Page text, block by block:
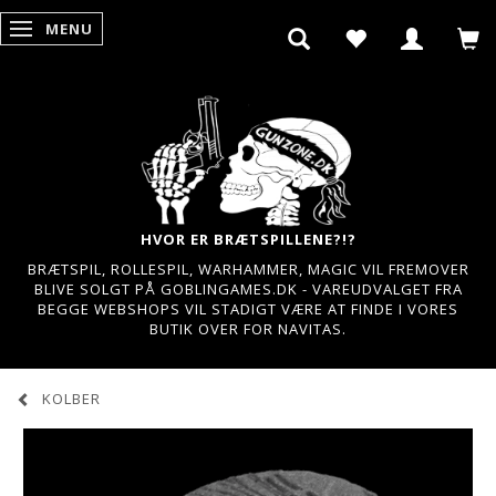
SKIFTE NAVIGATION
MENU
HVOR ER BRÆTSPILLENE?!?
BRÆTSPIL, ROLLESPIL, WARHAMMER, MAGIC VIL FREMOVER
BLIVE SOLGT PÅ GOBLINGAMES.DK - VAREUDVALGET FRA
BEGGE WEBSHOPS VIL STADIGT VÆRE AT FINDE I VORES
BUTIK OVER FOR NAVITAS.
KOLBER